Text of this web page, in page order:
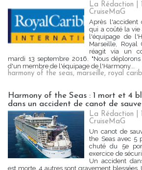
La Rédaction |
CruiseMaG
Après l'accident
qui a coûté la
l'équipage de
Marseille, Royal
réagit via un
mardi 13 septembre 2016. "Nous
d'un membre de l'équipage de l'Harmony...
harmony of the seas, marseille, royal
Harmony of the Seas : 1 mort et 4
dans un accident de canot de
La Rédaction |
CruiseMaG
Un canot de
the Seas avec 5
chuté du 5e
exercice de
Un accident
est morte. 4 autres sont gravement